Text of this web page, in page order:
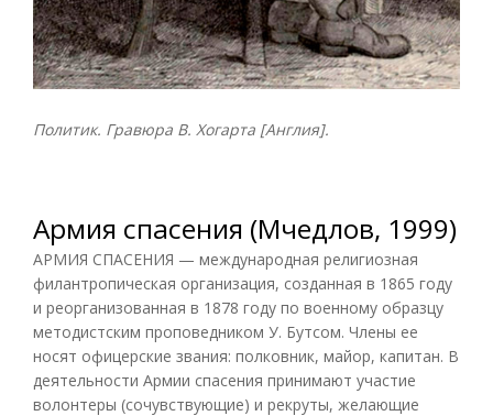
Политик. Гравюра В. Хогарта [Англия].
Армия спасения (Мчедлов, 1999)
АРМИЯ СПАСЕНИЯ — международная религиозная
филантропическая организация, созданная в 1865 году
и реорганизованная в 1878 году по военному образцу
методистским проповедником У. Бутсом. Члены ее
носят офицерские звания: полковник, майор, капитан. В
деятельности Армии спасения принимают участие
волонтеры (сочувствующие) и рекруты, желающие